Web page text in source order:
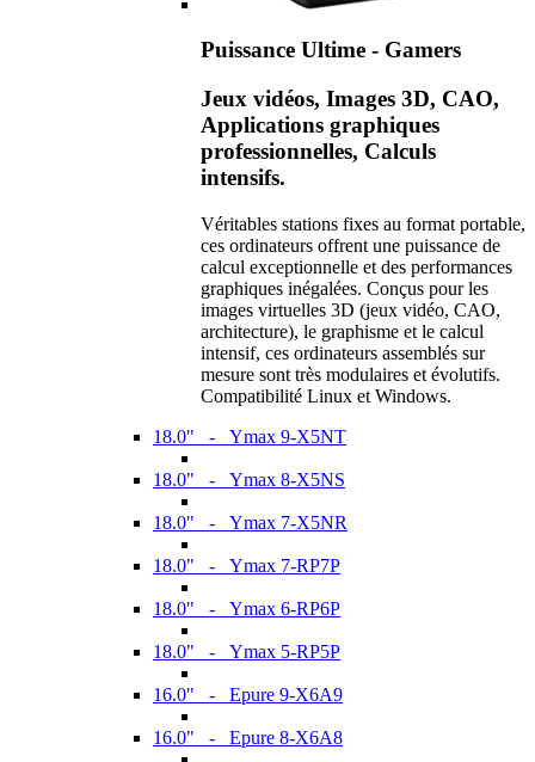
Puissance Ultime - Gamers
Jeux vidéos, Images 3D, CAO,
Applications graphiques
professionnelles, Calculs
intensifs.
Véritables stations fixes au format portable,
ces ordinateurs offrent une puissance de
calcul exceptionnelle et des performances
graphiques inégalées. Conçus pour les
images virtuelles 3D (jeux vidéo, CAO,
architecture), le graphisme et le calcul
intensif, ces ordinateurs assemblés sur
mesure sont très modulaires et évolutifs.
Compatibilité Linux et Windows.
18.0" - Ymax 9-X5NT
18.0" - Ymax 8-X5NS
18.0" - Ymax 7-X5NR
18.0" - Ymax 7-RP7P
18.0" - Ymax 6-RP6P
18.0" - Ymax 5-RP5P
16.0" - Epure 9-X6A9
16.0" - Epure 8-X6A8